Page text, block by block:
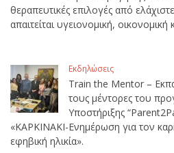
θεραπευτικές επιλογές από
απαιτείται υγειονομική, οικονομική
Εκδηλώσεις
Train the Mentor –
τους μέντορες του
Υποστήριξης
«ΚΑΡΚΙΝΑΚΙ-Ενημέρωση για τον
εφηβική ηλικία».